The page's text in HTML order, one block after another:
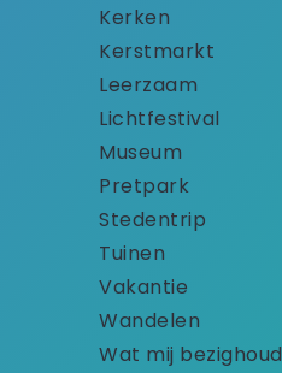
Kerken
Kerstmarkt
Leerzaam
Lichtfestival
Museum
Pretpark
Stedentrip
Tuinen
Vakantie
Wandelen
Wat mij bezighoud